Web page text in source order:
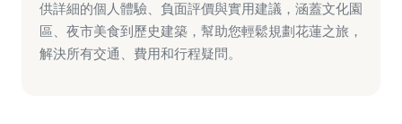
供詳細的個人體驗、負面評價與實用建議，涵蓋文化園
區、夜市美食到歷史建築，幫助您輕鬆規劃花蓮之旅，
解決所有交通、費用和行程疑問。